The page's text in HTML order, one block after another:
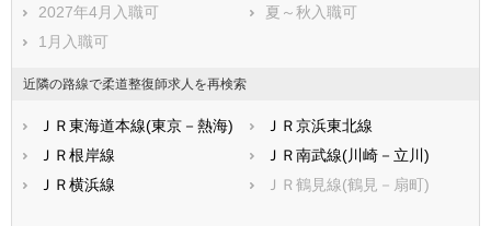
2027年4月入職可
夏～秋入職可
1月入職可
近隣の路線で柔道整復師求人を再検索
ＪＲ東海道本線(東京－熱海)
ＪＲ京浜東北線
ＪＲ根岸線
ＪＲ南武線(川崎－立川)
ＪＲ横浜線
ＪＲ鶴見線(鶴見－扇町)